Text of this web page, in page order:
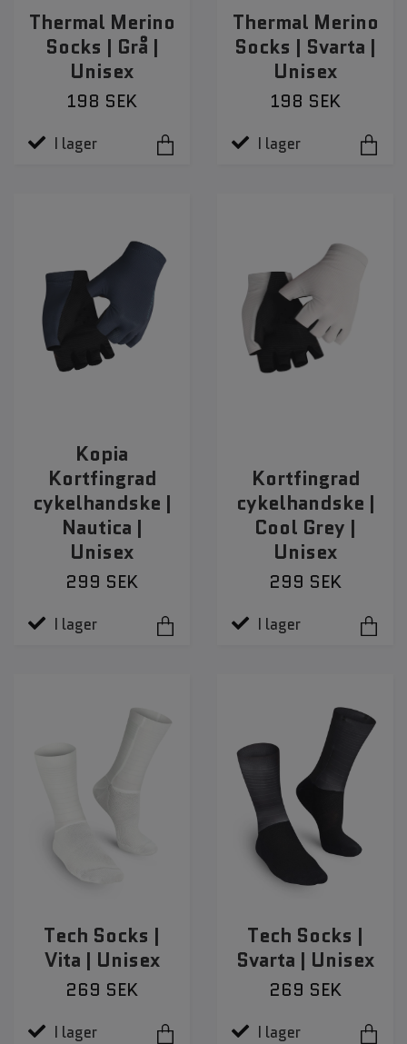
Thermal Merino
Socks | Grå |
Unisex
198 SEK
I lager
Thermal Merino
Socks | Svarta |
Unisex
198 SEK
I lager
Kopia
Kortfingrad
cykelhandske |
Nautica |
Unisex
299 SEK
I lager
Kortfingrad
cykelhandske |
Cool Grey |
Unisex
299 SEK
I lager
Tech Socks |
Vita | Unisex
269 SEK
I lager
Tech Socks |
Svarta | Unisex
269 SEK
I lager